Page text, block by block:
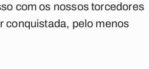
com os nossos torcedores
conquistada, pelo menos